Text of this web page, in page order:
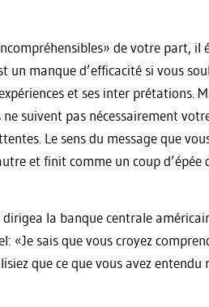
de votre part, il
un manque d’efficacité si vous
et ses inter prétations.
suivent pas nécessairement
Le sens du message que
et finit comme un coup d’épée
la banque centrale
sais que vous croyez
que ce que vous avez entendu